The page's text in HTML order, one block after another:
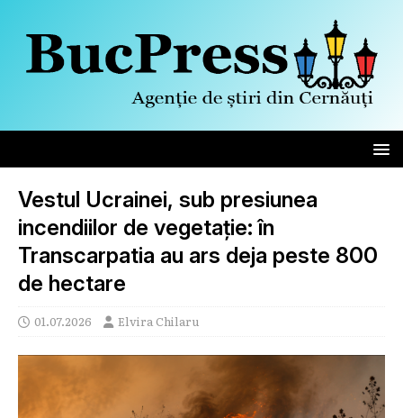
Vestul Ucrainei, sub presiunea
incendiilor de vegetație: în
Transcarpatia au ars deja peste 800
de hectare
01.07.2026 Elvira Chilaru